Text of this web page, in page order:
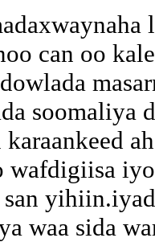
can oo
soomaliya
wafdigiisa
san
waa sida